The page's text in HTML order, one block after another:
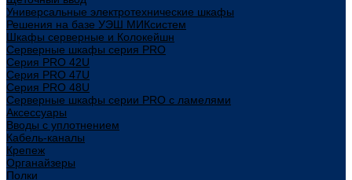
Универсальные электротехнические шкафы
Решения на базе УЭШ МИКсистем
Шкафы серверные и Колокейшн
Серверные шкафы серия PRO
Серия PRO 42U
Серия PRO 47U
Серия PRO 48U
Серверные шкафы серии PRO с ламелями
Аксессуары
Вводы с уплотнением
Кабель-каналы
Крепеж
Органайзеры
Полки